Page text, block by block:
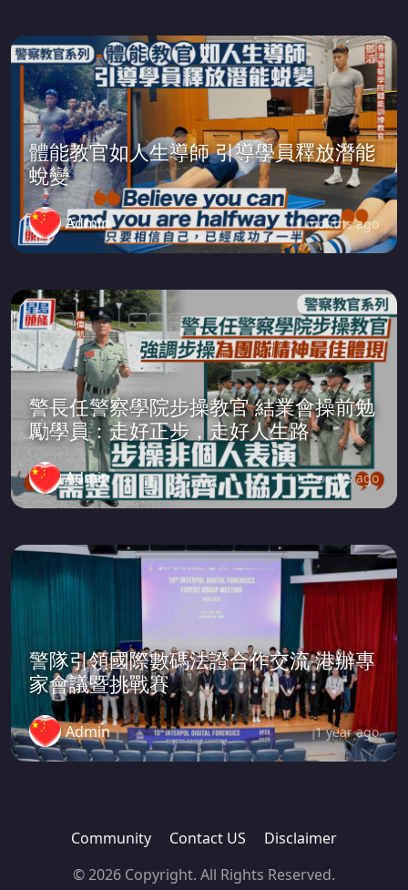
體能教官如人生導師 引導學員釋放潛能
蛻變
Admin 11 months ago
警長任警察學院步操教官 結業會操前勉
勵學員：走好正步，走好人生路
Admin 11 months ago
警隊引領國際數碼法證合作交流 港辦專
家會議暨挑戰賽
Admin 1 year ago
Community Contact US
Disclaimer
© 2026 Copyright. All Rights Reserved.